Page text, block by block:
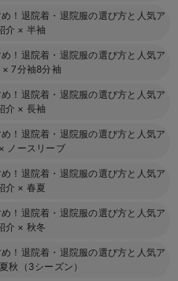
！退院着・退院服の選び方と人気ア
介 × 半袖
！退院着・退院服の選び方と人気ア
×7分袖8分袖
！退院着・退院服の選び方と人気ア
介 × 長袖
！退院着・退院服の選び方と人気ア
× ノースリーブ
！退院着・退院服の選び方と人気ア
介 × 春夏
！退院着・退院服の選び方と人気ア
介 × 秋冬
！退院着・退院服の選び方と人気ア
秋（3シーズン）